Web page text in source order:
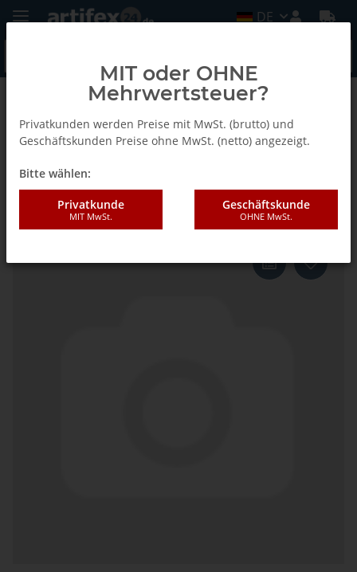
DE
Zurück zur Liste Leimauftrags-System LK-10 - Ersatzteile
Lamello LK Verschlusskappe für
LK 10
MIT oder OHNE
Mehrwertsteuer?
Privatkunden werden Preise mit MwSt. (brutto) und
Geschäftskunden Preise ohne MwSt. (netto) angezeigt.
Bitte wählen:
Privatkunde
MIT MwSt.
Geschäftskunde
OHNE MwSt.